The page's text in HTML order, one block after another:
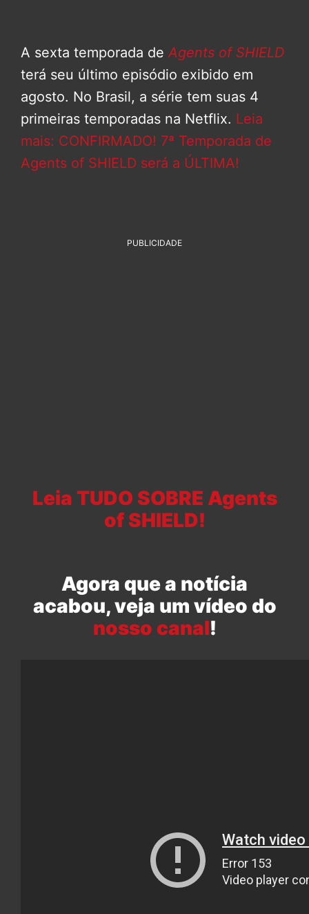
A sexta temporada de Agents of SHIELD
terá seu último episódio exibido em
agosto. No Brasil, a série tem suas 4
primeiras temporadas na Netflix. Leia
mais: CONFIRMADO! 7ª Temporada de
Agents of SHIELD será a ÚLTIMA!
PUBLICIDADE
Leia TUDO SOBRE Agents
of SHIELD!
Agora que a notícia
acabou, veja um vídeo do
nosso canal!